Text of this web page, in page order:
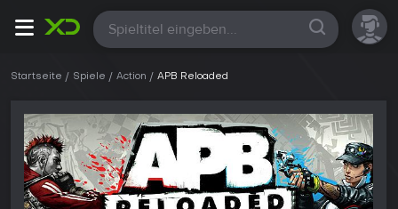
Alle
Startseite Spiele Action APB Reloaded